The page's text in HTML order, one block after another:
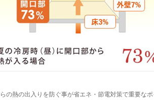
の熱の出入りを防ぐ事が省エネ・節電対策で重要な